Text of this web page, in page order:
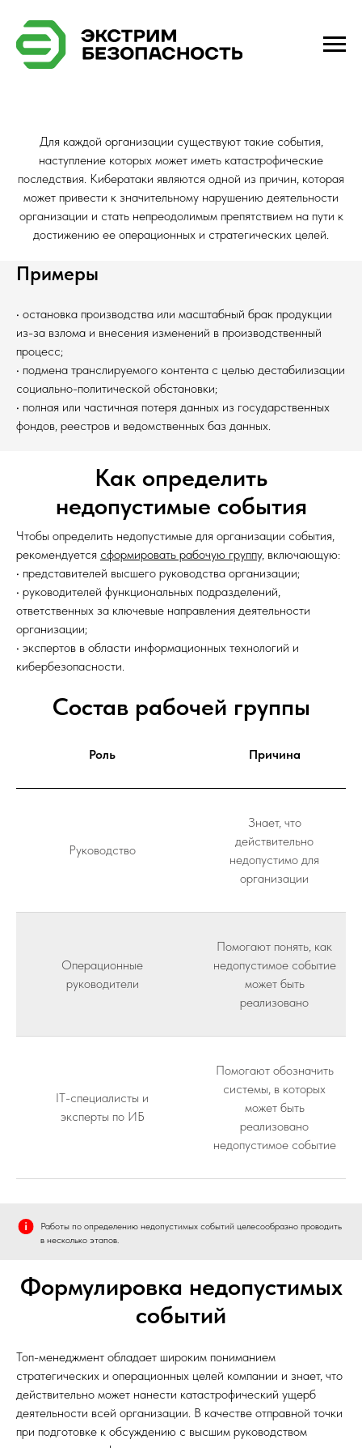
Для каждой организации существуют такие события,
наступление которых может иметь катастрофические
последствия. Кибератаки являются одной из причин, которая
может привести к значительному нарушению деятельности
организации и стать непреодолимым препятствием на пути к
достижению ее операционных и стратегических целей.
Примеры
• остановка производства или масштабный брак продукции
из-за взлома и внесения изменений в производственный
процесс;
• подмена транслируемого контента с целью дестабилизации
социально-политической обстановки;
• полная или частичная потеря данных из государственных
фондов, реестров и ведомственных баз данных.
Как определить
недопустимые события
Чтобы определить недопустимые для организации события,
рекомендуется сформировать рабочую группу, включающую:
• представителей высшего руководства организации;
• руководителей функциональных подразделений,
ответственных за ключевые направления деятельности
организации;
• экспертов в области информационных технологий и
кибербезопасности.
Состав рабочей группы
Роль Причина
Руководство
Знает, что
действительно
недопустимо для
организации
Операционные
руководители
Помогают понять, как
недопустимое событие
может быть
реализовано
IT-специалисты и
эксперты по ИБ
Помогают обозначить
системы, в которых
может быть
реализовано
недопустимое событие
Работы по определению недопустимых событий целесообразно проводить
в несколько этапов.
Формулировка недопустимых
событий
Топ-менеджмент обладает широким пониманием
стратегических и операционных целей компании и знает, что
действительно может нанести катастрофический ущерб
деятельности всей организации. В качестве отправной точки
при подготовке к обсуждению с высшим руководством